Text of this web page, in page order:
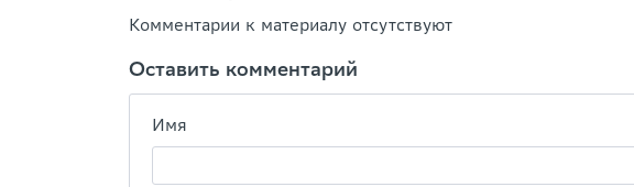
Комментарии к материалу отсутствуют
Оставить комментарий
Имя